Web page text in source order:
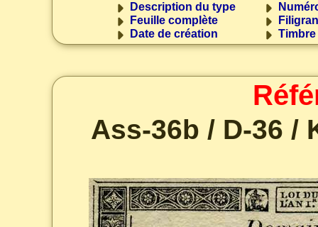
Description du type
Feuille complète
Date de création
Timbre
Ass-36b / D-36 /